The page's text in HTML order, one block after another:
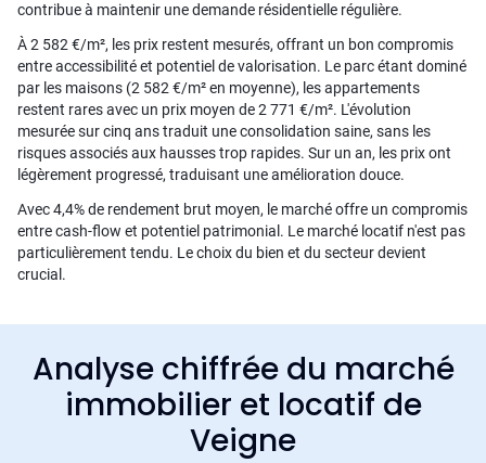
contribue à maintenir une demande résidentielle régulière.
À 2 582 €/m², les prix restent mesurés, offrant un bon compromis
entre accessibilité et potentiel de valorisation. Le parc étant dominé
par les maisons (2 582 €/m² en moyenne), les appartements
restent rares avec un prix moyen de 2 771 €/m². L'évolution
mesurée sur cinq ans traduit une consolidation saine, sans les
risques associés aux hausses trop rapides. Sur un an, les prix ont
légèrement progressé, traduisant une amélioration douce.
Avec 4,4% de rendement brut moyen, le marché offre un compromis
entre cash-flow et potentiel patrimonial. Le marché locatif n'est pas
particulièrement tendu. Le choix du bien et du secteur devient
crucial.
Analyse chiffrée du marché
immobilier et locatif de
Veigne